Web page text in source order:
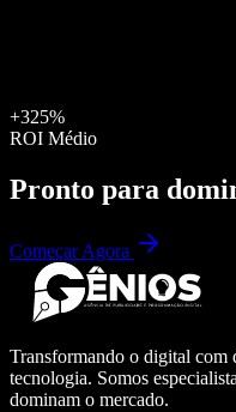
+325%
ROI Médio
Pronto para
Começar Agora
Transformando o digital com
tecnologia. Somos
dominam o mercado.